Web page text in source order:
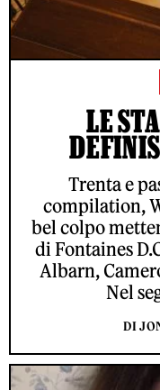
LE
Trenta e
compilation,
bel colpo
di Fontaines
Albarn,
Nel
DI